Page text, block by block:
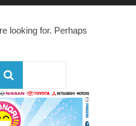
looking for. Perhaps